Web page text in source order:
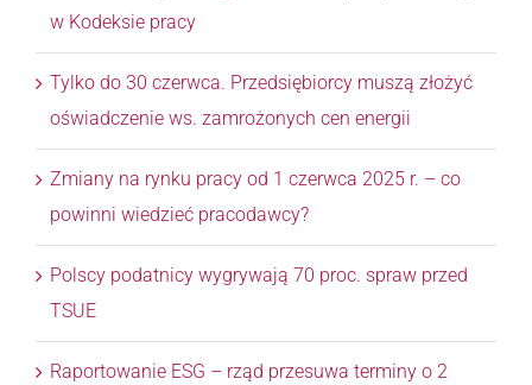
w Kodeksie pracy
Tylko do 30 czerwca. Przedsiębiorcy muszą złożyć
oświadczenie ws. zamrożonych cen energii
Zmiany na rynku pracy od 1 czerwca 2025 r. – co
powinni wiedzieć pracodawcy?
Polscy podatnicy wygrywają 70 proc. spraw przed
TSUE
Raportowanie ESG – rząd przesuwa terminy o 2